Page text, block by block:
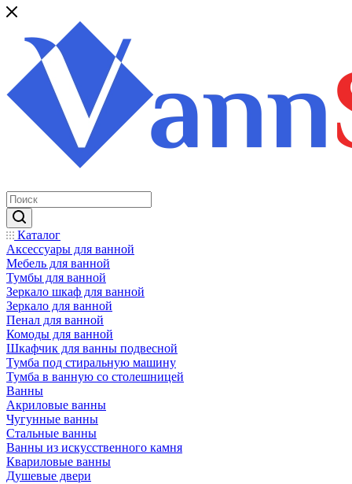
Каталог
Аксессуары для ванной
Мебель для ванной
Тумбы для ванной
Зеркало шкаф для ванной
Зеркало для ванной
Пенал для ванной
Комоды для ванной
Шкафчик для ванны подвесной
Тумба под стиральную машину
Тумба в ванную со столешницей
Ванны
Акриловые ванны
Чугунные ванны
Стальные ванны
Ванны из искусственного камня
Квариловые ванны
Душевые двери